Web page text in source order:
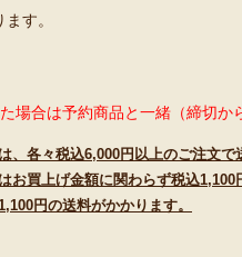
す。
場合は予約商品と一緒（締切か
、各々税込6,000円以上のご注文で
お買上げ金額に関わらず税込1,100
円の送料がかかります。